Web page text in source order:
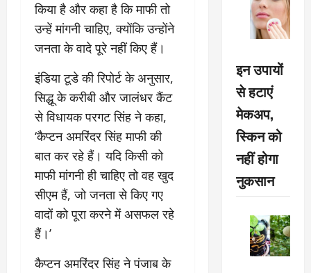
किया है और कहा है कि माफी तो
उन्हें मांगनी चाहिए, क्योंकि उन्होंने
जनता के वादे पूरे नहीं किए हैं।
इंडिया टूडे की रिपोर्ट के अनुसार,
सिद्धू के करीबी और जालंधर कैंट
से विधायक परगट सिंह ने कहा,
‘कैप्टन अमरिंदर सिंह माफी की
बात कर रहे हैं। यदि किसी को
माफी मांगनी ही चाहिए तो वह खुद
सीएम हैं, जो जनता से किए गए
वादों को पूरा करने में असफल रहे
हैं।’
कैप्टन अमरिंदर सिंह ने पंजाब के
इन उपायों
से हटाएं
मेकअप,
स्किन को
नहीं होगा
नुकसान